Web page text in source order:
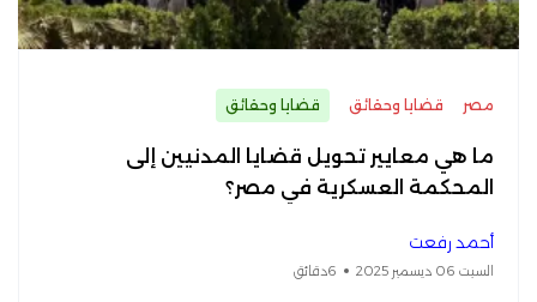
مصر قضايا وحقائق قضايا وحقائق
ما هي معايير تحويل قضايا المدنيين إلى
المحكمة العسكرية في مصر؟
أحمد رفعت
السبت 06 ديسمبر 2025 6دقائق